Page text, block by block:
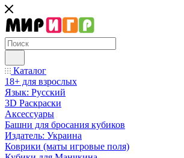
Каталог
18+ для взрослых
Язык: Русский
3D Раскраски
Аксессуары
Башни для бросания кубиков
Издатель: Украина
Коврики (маты игровые поля)